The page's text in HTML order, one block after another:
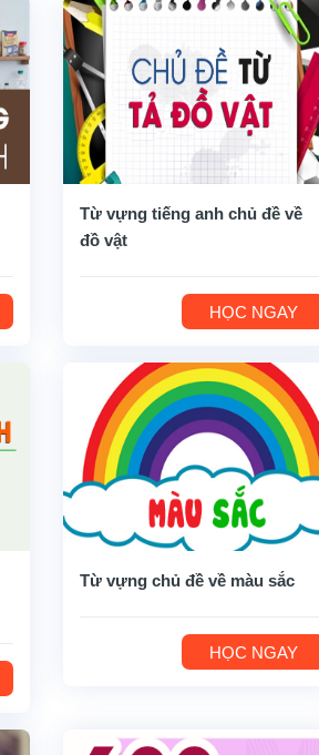
Từ vựng tiếng anh chủ đề về
đồ vật
HỌC NGAY
Từ vựng chủ đề về màu sắc
HỌC NGAY